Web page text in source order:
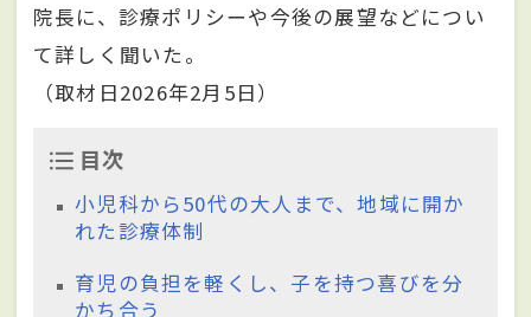
院長に、診療ポリシーや今後の展望などについ
て詳しく聞いた。
（取材日2026年2月5日）
目次
小児科から50代の大人まで、地域に開か
れた診療体制
育児の負担を軽くし、子を持つ喜びを分
かち合う